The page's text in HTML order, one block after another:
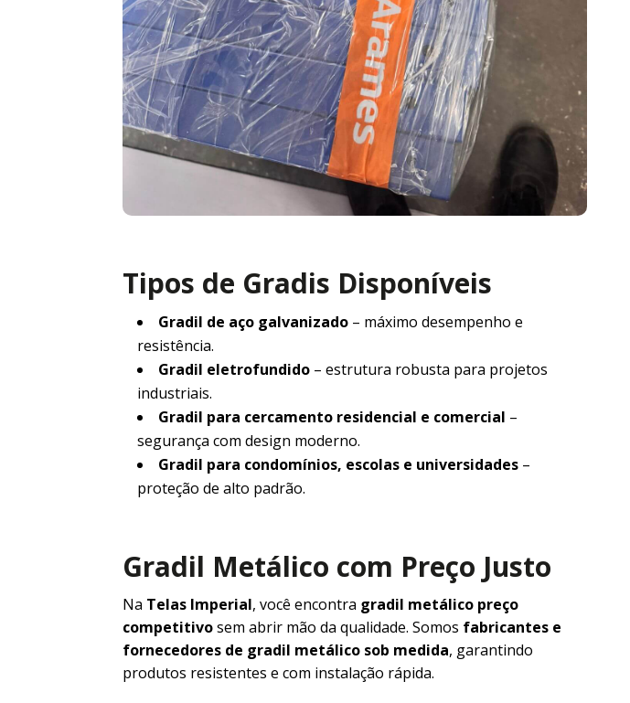
Tipos de Gradis Disponíveis
Gradil de aço galvanizado – máximo desempenho e
resistência.
Gradil eletrofundido – estrutura robusta para projetos
industriais.
Gradil para cercamento residencial e comercial –
segurança com design moderno.
Gradil para condomínios, escolas e universidades –
proteção de alto padrão.
Gradil Metálico com Preço Justo
Na Telas Imperial, você encontra gradil metálico preço
competitivosem abrir mão da qualidade. Somos fabricantes e
fornecedores de gradil metálico sob medida, garantindo
produtos resistentes e com instalação rápida.